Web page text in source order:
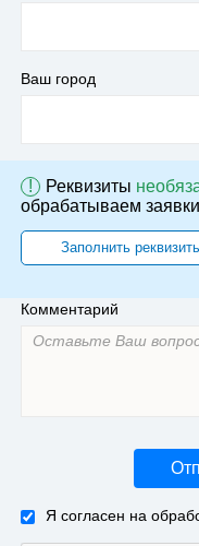
Ваш город
! Реквизиты
обрабатываем
Заполнить
Комментарий
Я согласен на